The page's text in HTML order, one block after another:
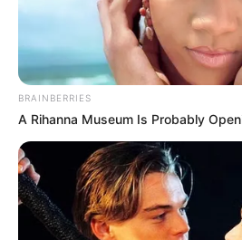
BRAINBERRIES
A Rihanna Museum Is Probably